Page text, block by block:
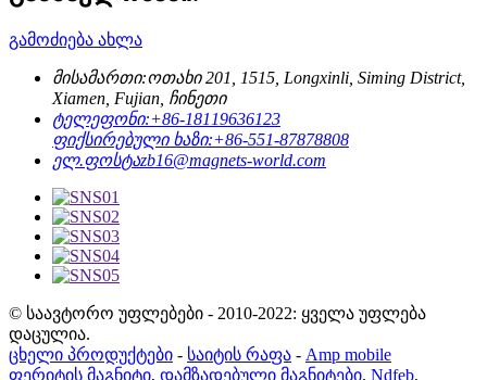
გამოძიება ახლა
მისამართი:ოთახი 201, 1515, Longxinli, Siming District,
Xiamen, Fujian, ჩინეთი
ტელეფონი:+86-18119636123
ფიქსირებული ხაზი:+86-551-87878808
ელ.ფოსტაzb16@magnets-world.com
© საავტორო უფლებები - 2010-2022: ყველა უფლება
დაცულია.
ცხელი პროდუქტები - საიტის რაფა - Amp mobile
ფერიტის მაგნიტი, დამზადებული მაგნიტები, Ndfeb,